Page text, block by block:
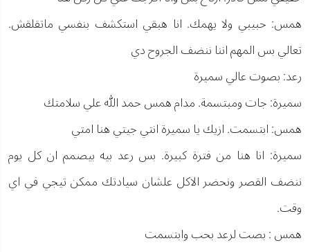
همس: حبيبي ولا يهمك. انا هبقي استكشف بنفسي ماتقلقش.
تعالي بس المهم اننا ننضف الجروح دي
رعد: بصوت عالي سميرة
سميرة: جات ومبتسمة. مدام همس حمد الله علي سلامتك
همس: ابتسمت. ازيك يا سميرة انتي جيتي هنا امتي
سميرة: انا هنا من فترة كبيرة. بس رعد بيه بيصمم ان كل يوم
ننضف القصر ونحضر الاكل علشان سيادتك ممكن تيجي في اي
وقت.
همس : بصت لرعد بحب وابتسمت